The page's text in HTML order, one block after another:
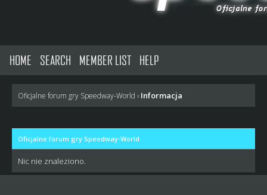
HOME SEARCH MEMBER LIST HELP
Oficjalne forum gry Speedway-World › Informacja
Oficjalne forum gry Speedway-World
Nic nie znaleziono.